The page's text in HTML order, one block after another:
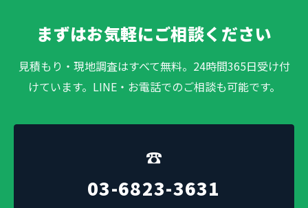
まずはお気軽にご相談ください
見積もり・現地調査はすべて無料。24時間365日受け付
けています。LINE・お電話でのご相談も可能です。
☎
03-6823-3631